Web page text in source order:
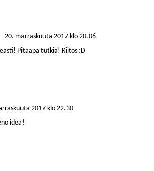
20. marraskuuta 2017 klo 20.06
Pitääpä tutkia! Kiitos :D
2017 klo 22.30
idea!